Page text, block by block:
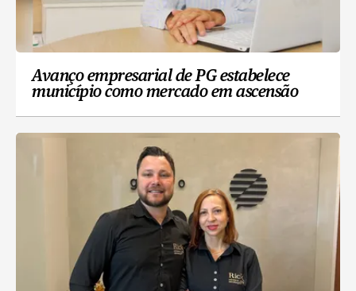
Avanço empresarial de PG estabelece
município como mercado em ascensão